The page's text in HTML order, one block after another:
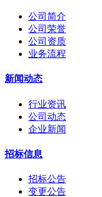
公司简介
公司荣誉
公司资质
业务流程
新闻动态
行业资讯
公司动态
企业新闻
招标信息
招标公告
变更公告